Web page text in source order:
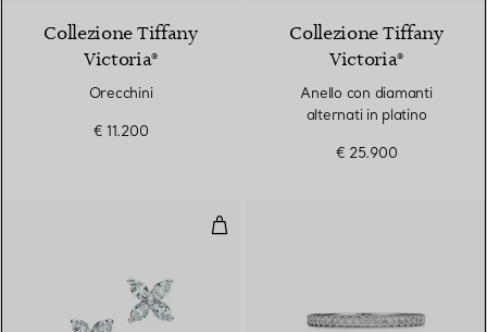
Collezione Tiffany
Victoria®
Orecchini
€ 11.200
Collezione Tiffany
Victoria®
Anello con diamanti
alternati in platino
€ 25.900
Orecchini